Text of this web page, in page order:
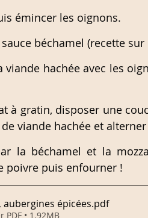
émincer les oignons.
béchamel (recette
viande hachée avec les
à gratin, disposer une
viande hachée et
la béchamel et la
poivre puis enfourner !
aubergines épicées.pdf
PDF • 1.92MB